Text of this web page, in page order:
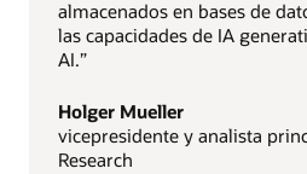
almacenados en bases de
las capacidades de IA
AI.”
Holger Mueller
vicepresidente y analista
Research